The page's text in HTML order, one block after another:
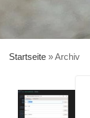
Startseite »Archiv